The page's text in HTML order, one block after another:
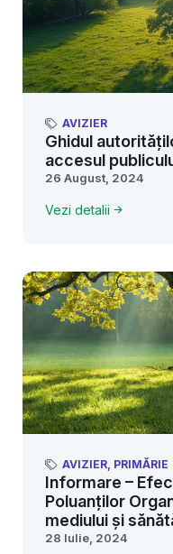
AVIZIER
Ghidul
accesul
26 August, 2024
Vezi detalii
AVIZIER, PRIMĂRIE
Informare –
Poluanților
mediului și
28 Iulie, 2024